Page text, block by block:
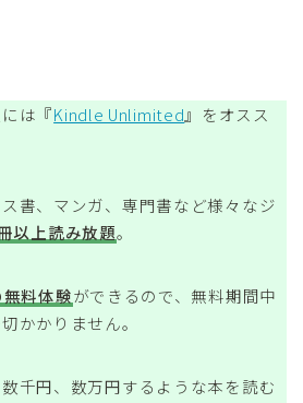
は『Kindle Unlimited』をオスス
書、マンガ、専門書など様々なジ
以上読み放題。
料体験ができるので、無料期間中
かかりません。
千円、数万円するような本を読む